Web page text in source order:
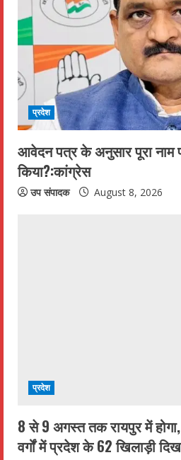
प्रदेश
आवेदन पत्र के अनुसार पूरा नाम
किया?:कांग्रेस
उप संपादक August 8, 2026
प्रदेश
8 से 9 अगस्त तक रायपुर में
वर्गों में प्रदेश के 62 खिलाड़ी